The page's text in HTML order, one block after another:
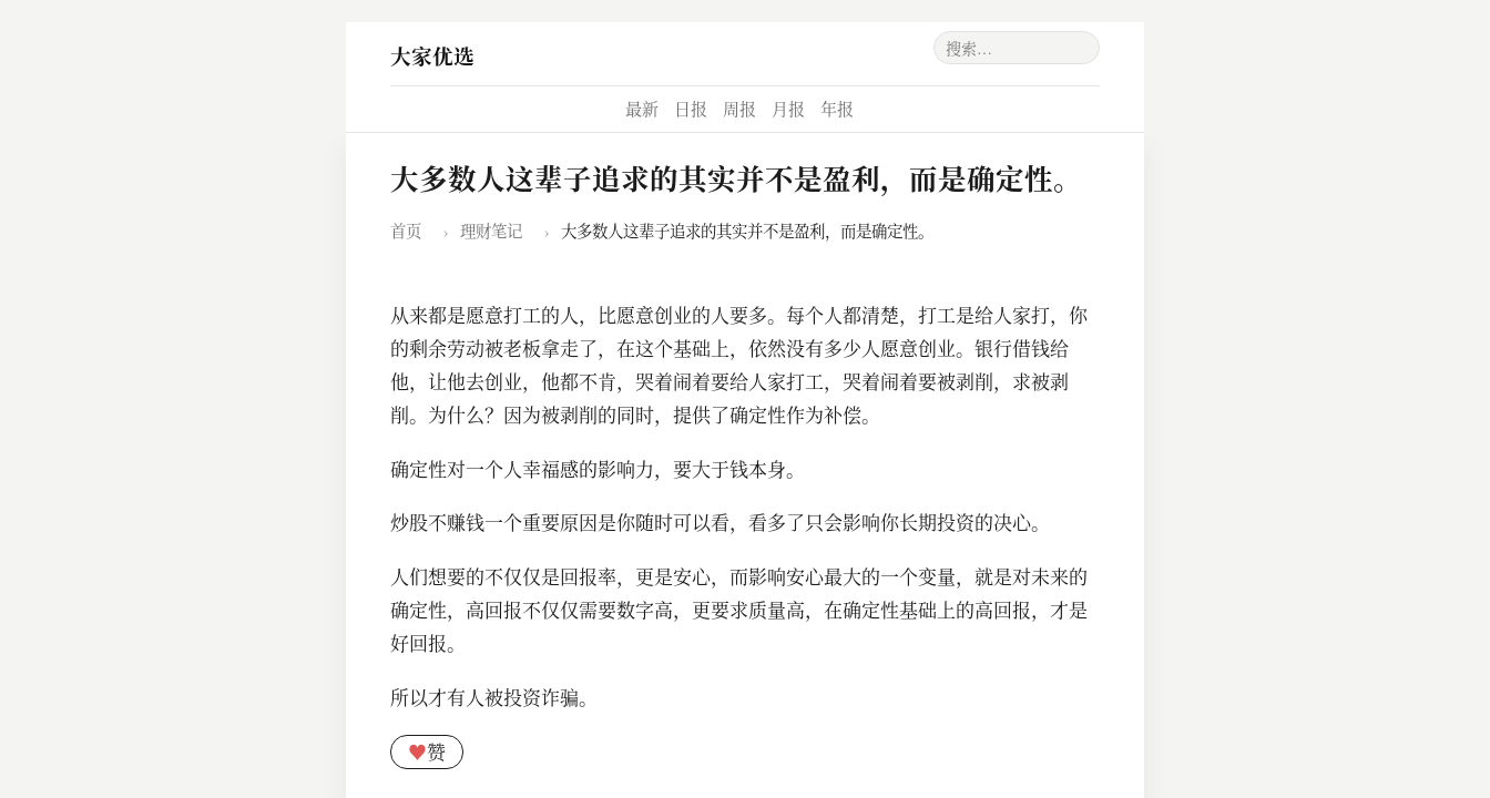
大家优选
最新 日报 周报 月报 年报
大多数人这辈子追求的其实并不是盈利，而是确定性。
首页 › 理财笔记 › 大多数人这辈子追求的其实并不是盈利，而是确定性。
从来都是愿意打工的人，比愿意创业的人要多。每个人都清楚，打工是给人家打，你
的剩余劳动被老板拿走了，在这个基础上，依然没有多少人愿意创业。银行借钱给
他，让他去创业，他都不肯，哭着闹着要给人家打工，哭着闹着要被剥削，求被剥
削。为什么？因为被剥削的同时，提供了确定性作为补偿。
确定性对一个人幸福感的影响力，要大于钱本身。
炒股不赚钱一个重要原因是你随时可以看，看多了只会影响你长期投资的决心。
人们想要的不仅仅是回报率，更是安心，而影响安心最大的一个变量，就是对未来的
确定性，高回报不仅仅需要数字高，更要求质量高，在确定性基础上的高回报，才是
好回报。
所以才有人被投资诈骗。
♥赞